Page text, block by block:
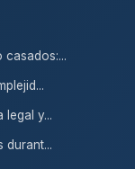
legal y...
durant...